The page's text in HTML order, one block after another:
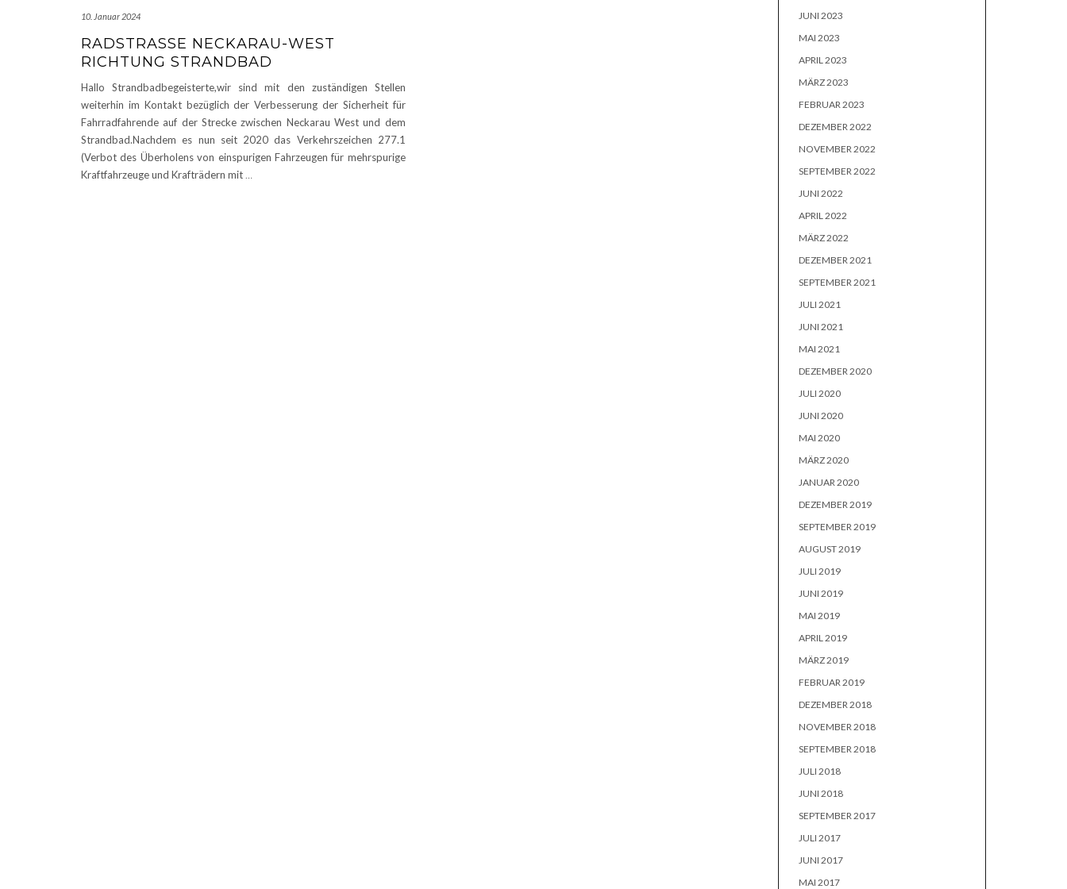
10. Januar 2024
RADSTRASSE NECKARAU-WEST R
ICHTUNG STRANDBAD
Hallo Strandbadbegeisterte,wir sind mit den zuständigen Stellen
weiterhin im Kontakt bezüglich der Verbesserung der Sicherheit für
Fahrradfahrende auf der Strecke zwischen Neckarau West und dem
Strandbad.Nachdem es nun seit 2020 das Verkehrszeichen 277.1
(Verbot des Überholens von einspurigen Fahrzeugen für mehrspurige
Kraftfahrzeuge und Krafträdern mit…
JUNI 2023
MAI 2023
APRIL 2023
MÄRZ 2023
FEBRUAR 2023
DEZEMBER 2022
NOVEMBER 2022
SEPTEMBER 2022
JUNI 2022
APRIL 2022
MÄRZ 2022
DEZEMBER 2021
SEPTEMBER 2021
JULI 2021
JUNI 2021
MAI 2021
DEZEMBER 2020
JULI 2020
JUNI 2020
MAI 2020
MÄRZ 2020
JANUAR 2020
DEZEMBER 2019
SEPTEMBER 2019
AUGUST 2019
JULI 2019
JUNI 2019
MAI 2019
APRIL 2019
MÄRZ 2019
FEBRUAR 2019
DEZEMBER 2018
NOVEMBER 2018
SEPTEMBER 2018
JULI 2018
JUNI 2018
SEPTEMBER 2017
JULI 2017
JUNI 2017
MAI 2017